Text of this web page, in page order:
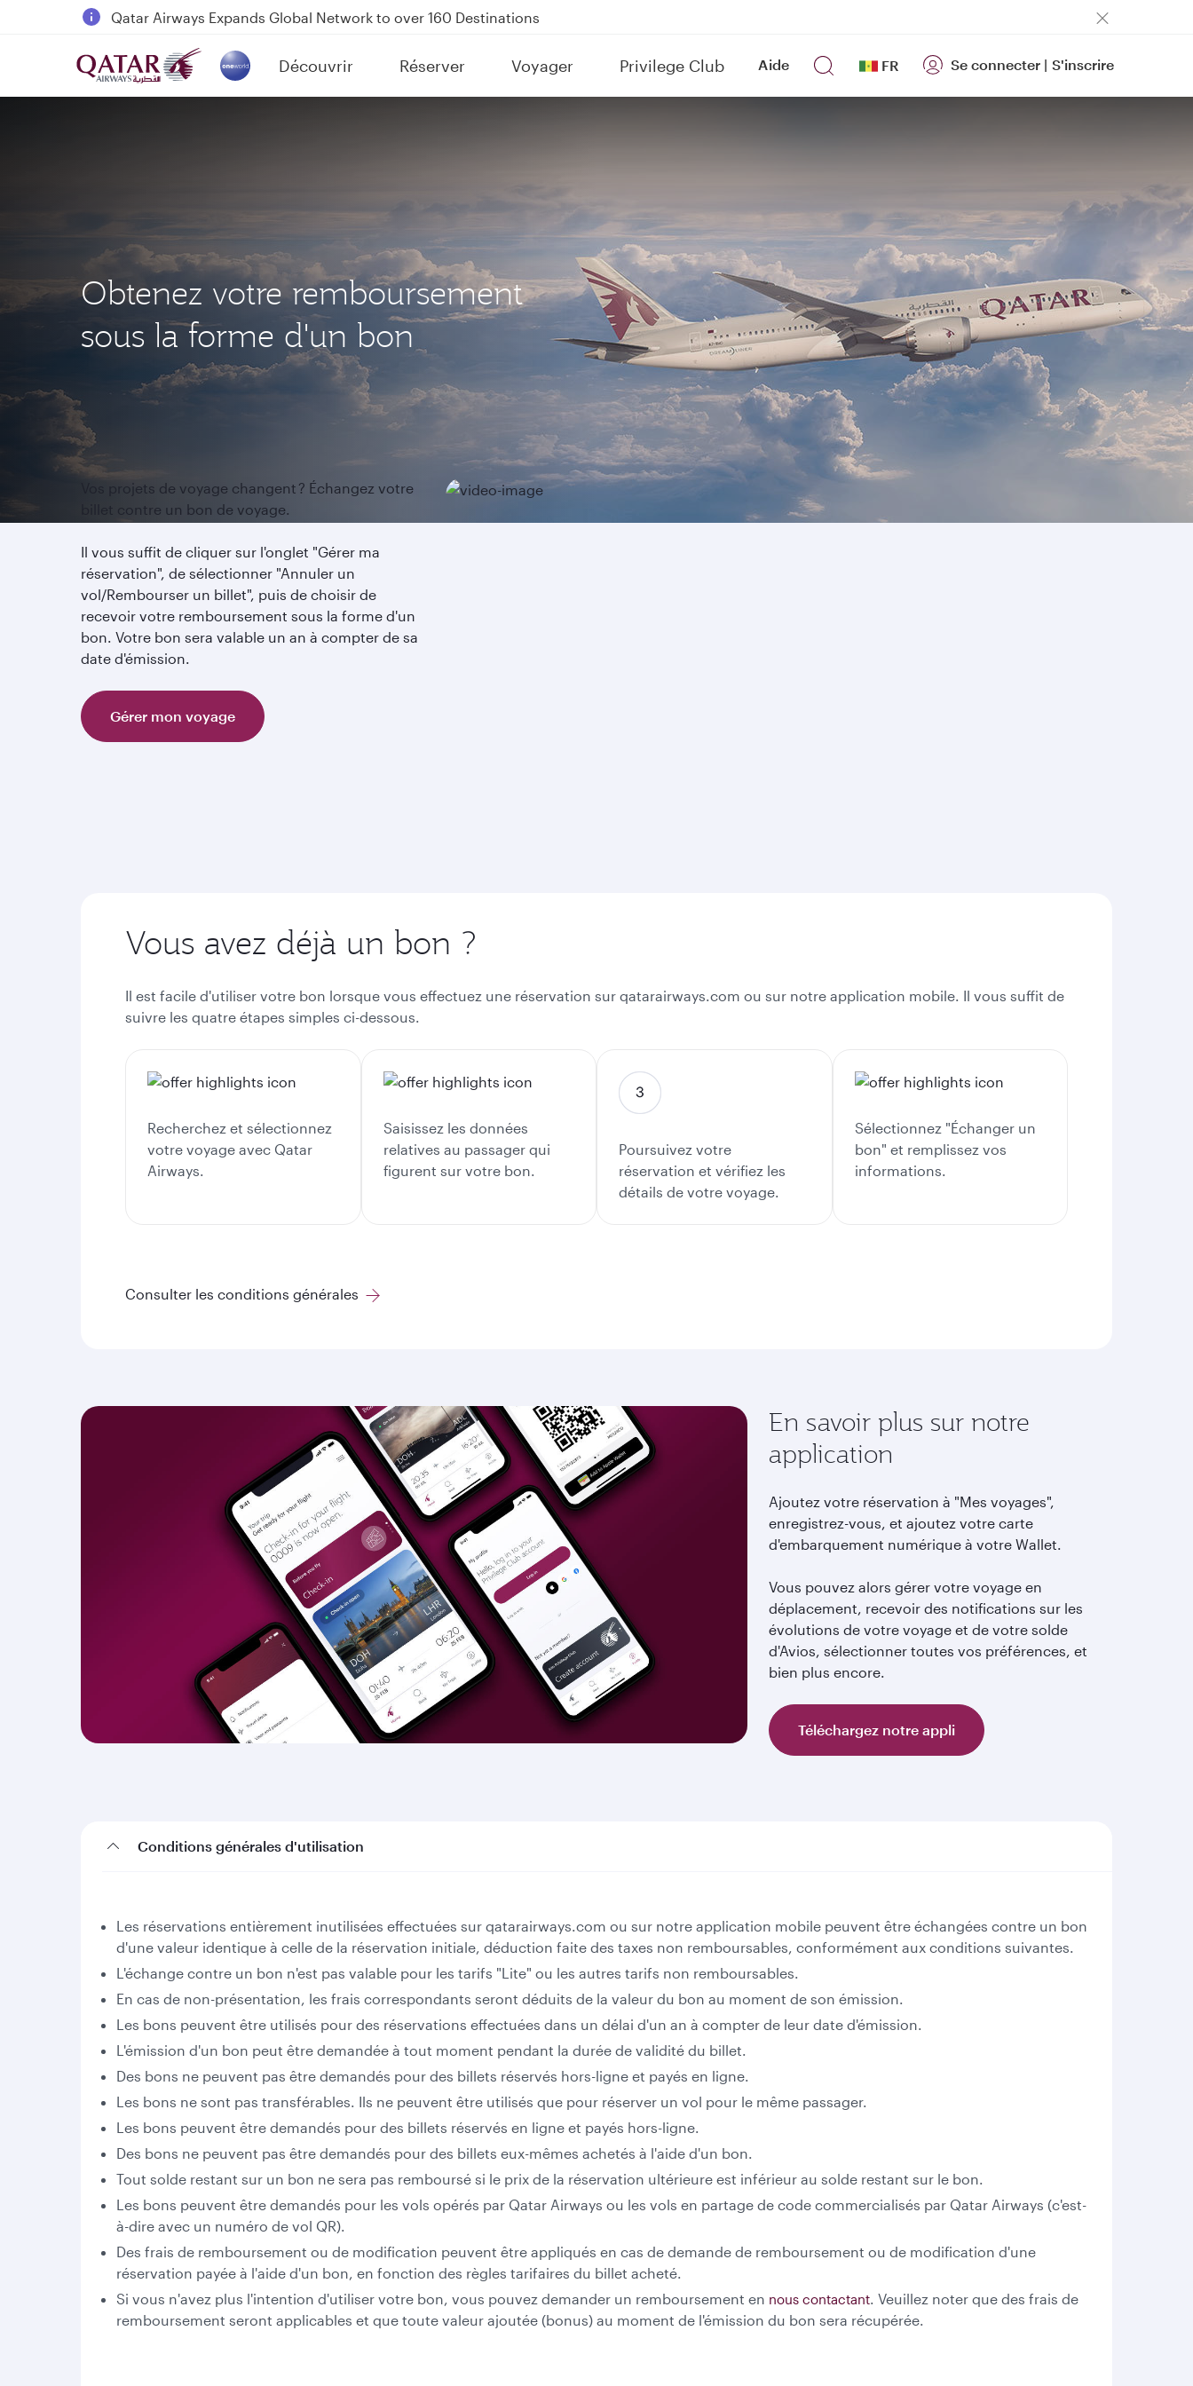
Passengers flying between Doha and Auckland on QR914 and QR915
6 August 2026: Qatar Airways flight resumption to Bahrain (BAH), Erbil (EBL), and Kuwait (KWI)
Qatar Airways Expands Global Network to over 160 Destinations
Découvrir
(active) Réserver Voyager Privilege Club Aide FR Se connecter | S'inscrire
Obtenez votre remboursement
sous la forme d'un bon
Vos projets de voyage changent ? Échangez votre
billet contre un bon de voyage.
Il vous suffit de cliquer sur l'onglet "Gérer ma
réservation", de sélectionner "Annuler un
vol/Rembourser un billet", puis de choisir de
recevoir votre remboursement sous la forme d'un
bon. Votre bon sera valable un an à compter de sa
date d'émission.
Gérer mon voyage
Vous avez déjà un bon ?
Il est facile d'utiliser votre bon lorsque vous effectuez une réservation sur qatarairways.com ou sur notre application mobile. Il vous suffit de
suivre les quatre étapes simples ci-dessous.
Recherchez et sélectionnez
votre voyage avec Qatar
Airways.
Saisissez les données
relatives au passager qui
figurent sur votre bon.
Poursuivez votre
réservation et vérifiez les
détails de votre voyage.
Sélectionnez "Échanger un
bon" et remplissez vos
informations.
Consulter les conditions générales
En savoir plus sur notre
application
Ajoutez votre réservation à "Mes voyages",
enregistrez-vous, et ajoutez votre carte
d'embarquement numérique à votre Wallet.
Vous pouvez alors gérer votre voyage en
déplacement, recevoir des notifications sur les
évolutions de votre voyage et de votre solde
d'Avios, sélectionner toutes vos préférences, et
bien plus encore.
Téléchargez notre appli
Conditions générales d'utilisation
Les réservations entièrement inutilisées effectuées sur qatarairways.com ou sur notre application mobile peuvent être échangées contre un bon
d'une valeur identique à celle de la réservation initiale, déduction faite des taxes non remboursables, conformément aux conditions suivantes.
L'échange contre un bon n'est pas valable pour les tarifs "Lite" ou les autres tarifs non remboursables.
En cas de non-présentation, les frais correspondants seront déduits de la valeur du bon au moment de son émission.
Les bons peuvent être utilisés pour des réservations effectuées dans un délai d'un an à compter de leur date d'émission.
L'émission d'un bon peut être demandée à tout moment pendant la durée de validité du billet.
Des bons ne peuvent pas être demandés pour des billets réservés hors-ligne et payés en ligne.
Les bons ne sont pas transférables. Ils ne peuvent être utilisés que pour réserver un vol pour le même passager.
Les bons peuvent être demandés pour des billets réservés en ligne et payés hors-ligne.
Des bons ne peuvent pas être demandés pour des billets eux-mêmes achetés à l'aide d'un bon.
Tout solde restant sur un bon ne sera pas remboursé si le prix de la réservation ultérieure est inférieur au solde restant sur le bon.
Les bons peuvent être demandés pour les vols opérés par Qatar Airways ou les vols en partage de code commercialisés par Qatar Airways (c'est-
à-dire avec un numéro de vol QR).
Des frais de remboursement ou de modification peuvent être appliqués en cas de demande de remboursement ou de modification d'une
réservation payée à l'aide d'un bon, en fonction des règles tarifaires du billet acheté.
Si vous n'avez plus l'intention d'utiliser votre bon, vous pouvez demander un remboursement en nous contactant. Veuillez noter que des frais de
remboursement seront applicables et que toute valeur ajoutée (bonus) au moment de l'émission du bon sera récupérée.